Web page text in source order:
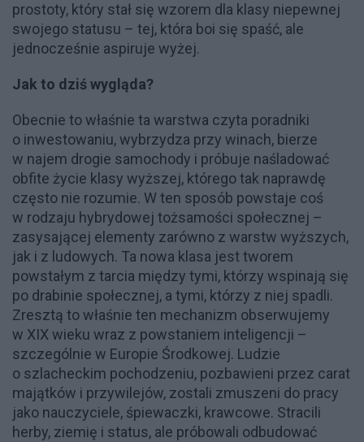
prostoty, który stał się wzorem dla klasy niepewnej
swojego statusu – tej, która boi się spaść, ale
jednocześnie aspiruje wyżej.
Jak to dziś wygląda?
Obecnie to właśnie ta warstwa czyta poradniki
o inwestowaniu, wybrzydza przy winach, bierze
w najem drogie samochody i próbuje naśladować
obfite życie klasy wyższej, którego tak naprawdę
często nie rozumie. W ten sposób powstaje coś
w rodzaju hybrydowej tożsamości społecznej –
zasysającej elementy zarówno z warstw wyższych,
jak i z ludowych. Ta nowa klasa jest tworem
powstałym z tarcia między tymi, którzy wspinają się
po drabinie społecznej, a tymi, którzy z niej spadli.
Zresztą to właśnie ten mechanizm obserwujemy
w XIX wieku wraz z powstaniem inteligencji –
szczególnie w Europie Środkowej. Ludzie
o szlacheckim pochodzeniu, pozbawieni przez carat
majątków i przywilejów, zostali zmuszeni do pracy
jako nauczyciele, śpiewaczki, krawcowe. Stracili
herby, ziemię i status, ale próbowali odbudować